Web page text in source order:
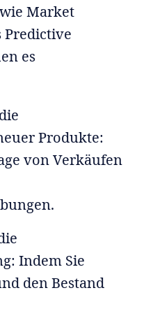
Market
Predictive
es
Produkte:
von Verkäufen
Indem Sie
den Bestand